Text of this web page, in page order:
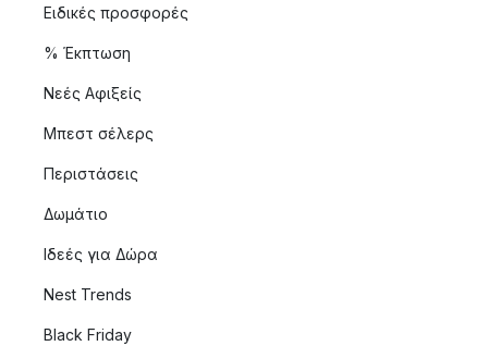
Ειδικές προσφορές
% Έκπτωση
Νεές Αφιξείς
Μπεστ σέλερς
Περιστάσεις
Δωμάτιο
Ιδεές για Δώρα
Nest Trends
Black Friday